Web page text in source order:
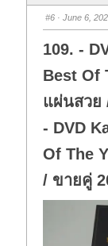
d
o
n
.
u
p
#6 · June 6,
109. -
Best Of
แผ่นสวย
- DVD
Of The
/ ขายคู่